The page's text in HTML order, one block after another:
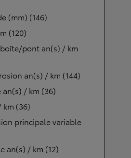
(mm) (146)
(120)
pont an(s) / km
an(s) / km (144)
/ km (36)
km (36)
principale variable
an(s) / km (12)